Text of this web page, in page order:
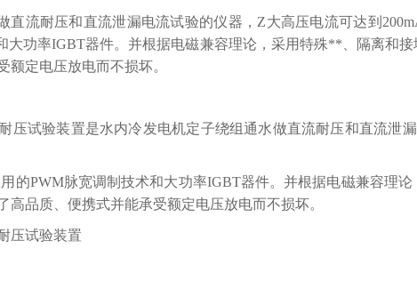
直流耐压和直流泄漏电流试验的仪器，Z大高压电流可达到
大功率IGBT器件。并根据电磁兼容理论，采用特殊**、隔离和
额定电压放电而不损坏。
压试验装置是水内冷发电机定子绕组通水做直流耐压和直流泄
的PWM脉宽调制技术和大功率IGBT器件。并根据电磁兼容理
品质、便携式并能承受额定电压放电而不损坏。
压试验装置